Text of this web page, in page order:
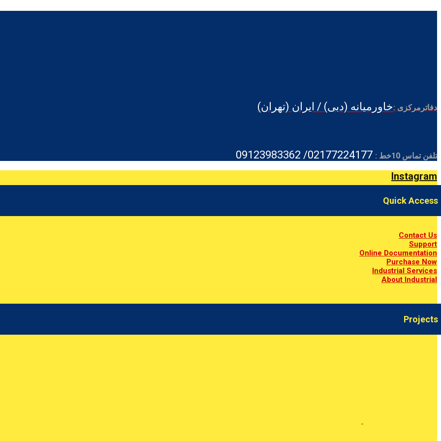
دفاترمرکزی :خاورمیانه (دبی) / ایران (تهران)
تلفن تماس 10خط :
Instagram
Quick Access
Contact Us
Support
Online Documentation
Purchase Now
Industrial Services
About Industrial
Projects